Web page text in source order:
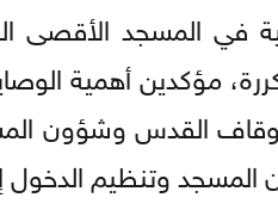
في المسجد
مؤكدين أهمية
القدس وشؤون
وتنظيم الدخول